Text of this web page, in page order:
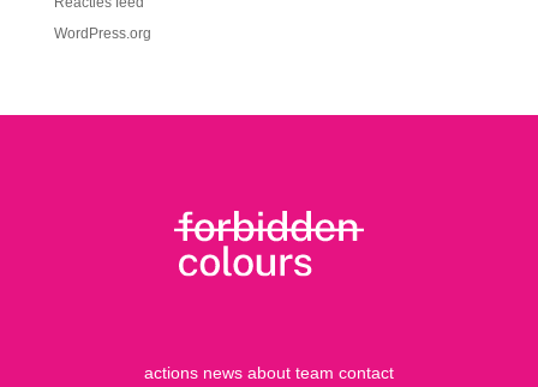
WordPress.org
actions news about team contact